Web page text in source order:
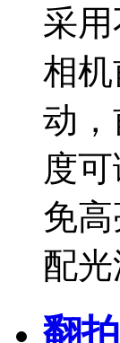
采
相
动
度
免
配
翻